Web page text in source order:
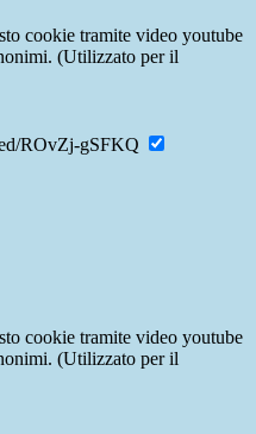
cookie tramite video youtube
(Utilizzato per il
ROvZj-gSFKQ
cookie tramite video youtube
(Utilizzato per il